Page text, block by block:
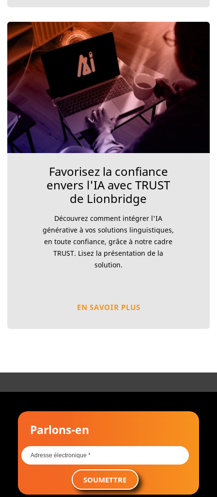
Favorisez la confiance
envers l'IA avec TRUST
de Lionbridge
Découvrez comment intégrer l'IA
générative à vos solutions linguistiques,
en toute confiance, grâce à notre cadre
TRUST. Lisez la présentation de la
solution.
EN SAVOIR PLUS
Parlons-en
SOUMETTRE